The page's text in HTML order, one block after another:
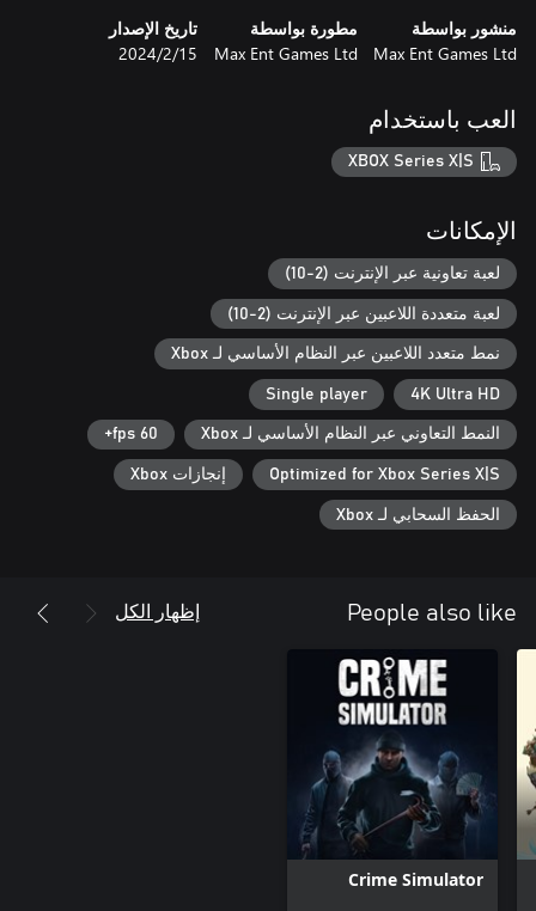
اجمع الدروع القوية التي توفر لك المقاومة والقدرات وامزج بينها
لتخصيص مظهرك. أضف أجنحة إلى درعك لتطير وتنزلق عبر العالم، أو
جابه العناصر ذات الطقس المتغير ، بما في ذلك العواصف القاتلة،
وتغيير الفصول، وكلها تتطلب تقنيات بقاء مختلفة لتجنب الموت المبكر.
منشور بواسطة
Max Ent Games Ltd
مطورة بواسطة
Max Ent Games Ltd
تاريخ الإصدار
15‏/2‏/2024
العب باستخدام
XBOX Series X|S
الإمكانات
لعبة تعاونية عبر الإنترنت (2-10)
لعبة متعددة اللاعبين عبر الإنترنت (2-10)
نمط متعدد اللاعبين عبر النظام الأساسي لـ Xbox
4K Ultra HD
Single player
النمط التعاوني عبر النظام الأساسي لـ Xbox 60 fps+
Optimized for Xbox Series X|S إنجازات Xbox
الحفظ السحابي لـ Xbox
People also like إظهار الكل
Crime Simulator